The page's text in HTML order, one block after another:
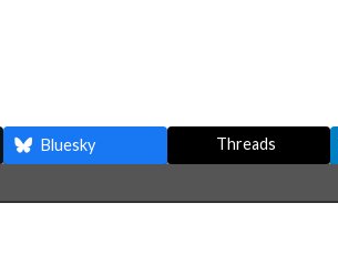
Bluesky Threads